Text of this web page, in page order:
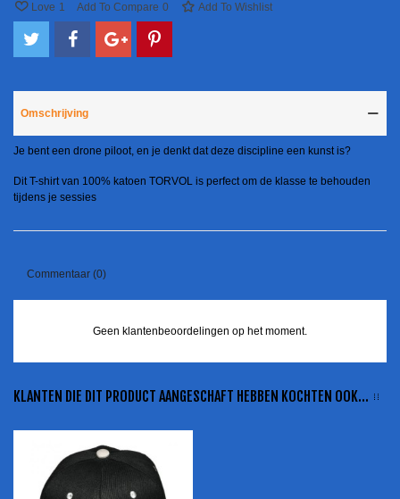
Love 1 Add To Compare 0 Add To Wishlist
Omschrijving
Je bent een drone piloot, en je denkt dat deze discipline een kunst is?
Dit T-shirt van 100% katoen TORVOL is perfect om de klasse te behouden
tijdens je sessies
Commentaar (0)
Geen klantenbeoordelingen op het moment.
KLANTEN DIE DIT PRODUCT AANGESCHAFT HEBBEN KOCHTEN OOK...